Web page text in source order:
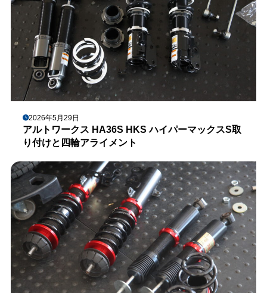
2026年5月29日
アルトワークス HA36S HKS ハイパーマックスS取
り付けと四輪アライメント